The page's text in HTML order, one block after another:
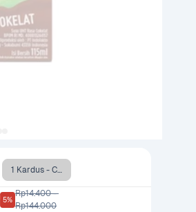
1 Kardus - Cokelat 115 ml x 40 pcs
5%
Rp14.400 -
Rp144.000